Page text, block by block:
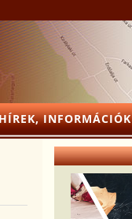
INFORMÁCIÓK